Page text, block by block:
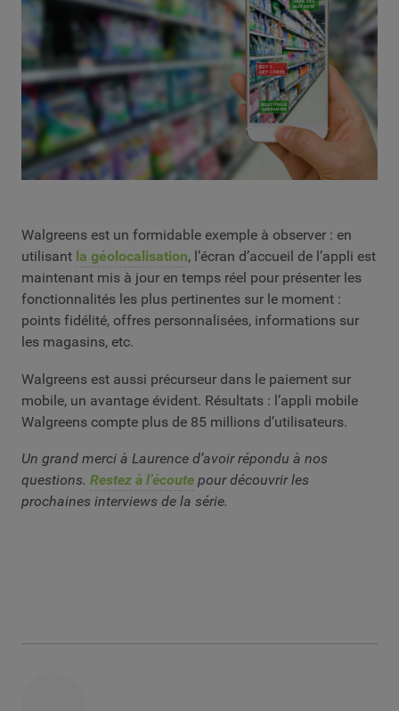
Walgreens est un formidable exemple à observer : en
utilisant la géolocalisation, l’écran d’accueil de l’appli est
maintenant mis à jour en temps réel pour présenter les
fonctionnalités les plus pertinentes sur le moment :
points fidélité, offres personnalisées, informations sur
les magasins, etc.
Walgreens est aussi précurseur dans le paiement sur
mobile, un avantage évident. Résultats : l’appli mobile
Walgreens compte plus de 85 millions d’utilisateurs.
Un grand merci à Laurence d’avoir répondu à nos
questions. Restez à l’écoute pour découvrir les
prochaines interviews de la série.